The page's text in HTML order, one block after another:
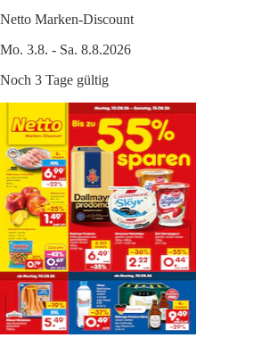
Netto Marken-Discount
Mo. 3.8. - Sa. 8.8.2026
Noch 3 Tage gültig